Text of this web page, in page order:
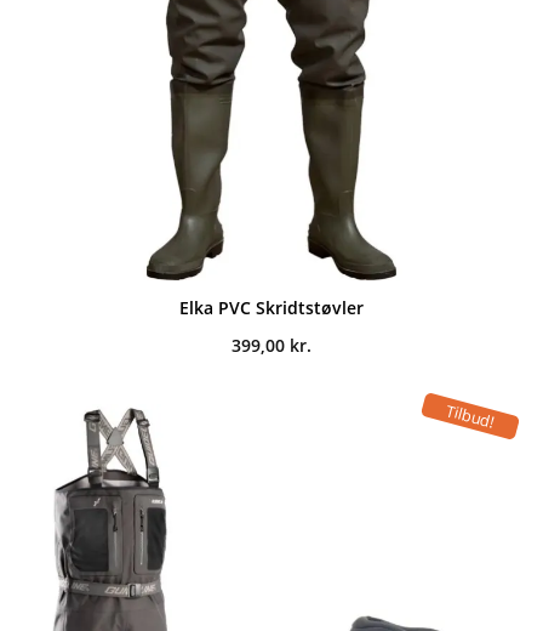
Elka PVC Skridtstøvler
399,00 kr.
Tilbud!